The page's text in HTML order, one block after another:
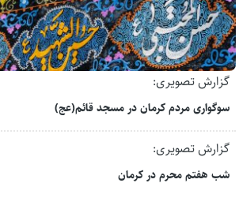
گزارش تصویری:
سوگواری مردم کرمان در مسجد قائم(عج)
گزارش تصویری:
شب هفتم محرم در کرمان